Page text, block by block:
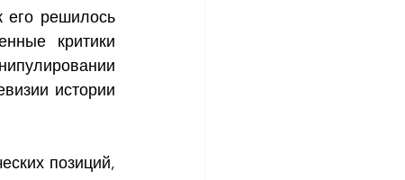
его решилось
критики
истории
позиций,